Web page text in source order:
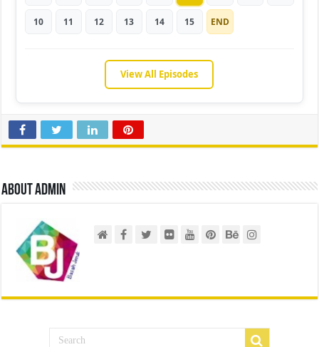
10 11 12 13 14 15 END
View All Episodes
About admin